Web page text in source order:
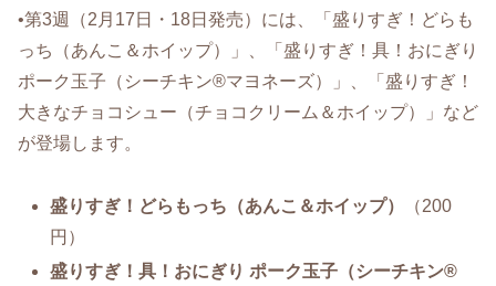
•第3週（2月17日・18日発売）には、「盛りすぎ！どらも
っち（あんこ＆ホイップ）」、「盛りすぎ！具！おにぎり
ポーク玉子（シーチキン®マヨネーズ）」、「盛りすぎ！
大きなチョコシュー（チョコクリーム＆ホイップ）」など
が登場します。
盛りすぎ！どらもっち（あんこ＆ホイップ）
（200
円）
盛りすぎ！具！おにぎり ポーク玉子（シーチキン®